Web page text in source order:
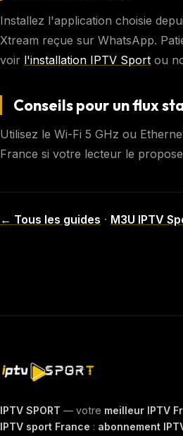
Installez l'application choisie
Xtream reçue sur WhatsApp.
voir l'installation IPTV Sport ou
Conseils pour un flux
Utilisez le Wi-Fi 5 GHz ou
France si votre lecteur le
← Tous les guides · M3U IPTV
IPTV SPORT — votre meilleur IPTV
IPTV sport France : abonnement